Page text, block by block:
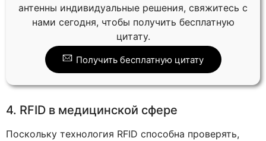
антенны индивидуальные решения, свяжитесь с
нами сегодня, чтобы получить бесплатную
цитату.
Получить бесплатную цитату
4. RFID в медицинской сфере
Поскольку технология RFID способна проверять,